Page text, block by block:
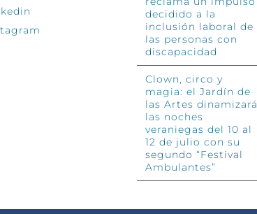
decidido a la
inclusión laboral de
las personas con
discapacidad
Clown, circo y
magia: el Jardín de
las Artes dinamizará
las noches
veraniegas del 10 al
12 de julio con su
segundo “Festival
Ambulantes”